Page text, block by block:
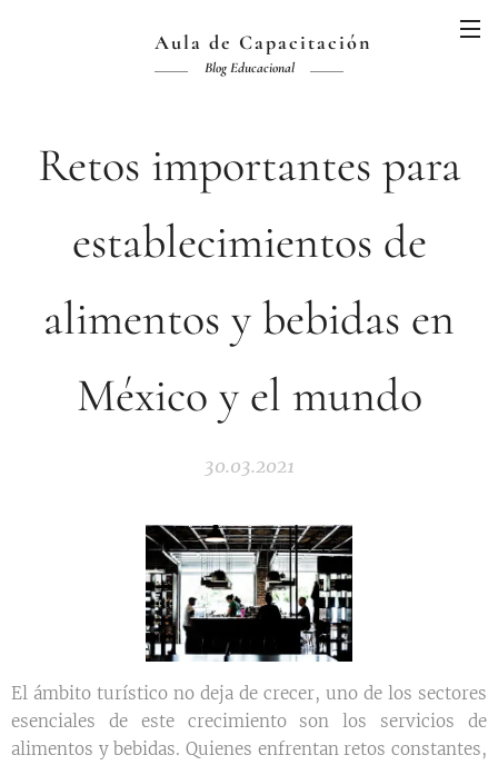
Aula de Capacitación
Blog Educacional
Retos importantes para
establecimientos de
alimentos y bebidas en
México y el mundo
30.03.2021
El ámbito turístico no deja de crecer, uno de los sectores
esenciales de este crecimiento son los servicios de
alimentos y bebidas. Quienes enfrentan retos constantes,